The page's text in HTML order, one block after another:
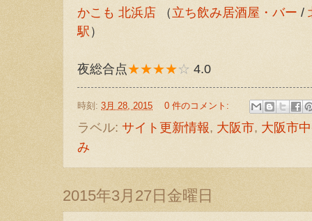
かこも 北浜店 （立ち飲み居酒屋・バー /
駅）
夜総合点★★★★☆ 4.0
時刻: 3月 28, 2015 0 件のコメント:
ラベル: サイト更新情報, 大阪市, 大阪市
み
2015年3月27日金曜日